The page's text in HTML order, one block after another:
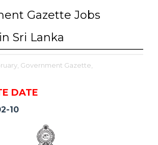
Gazette Jobs
Sri Lanka
Government Gazette,
DATE
10